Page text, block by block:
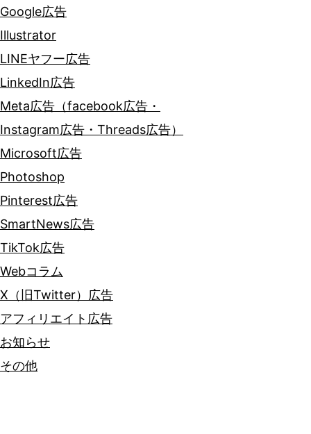
Google広告
Illustrator
LINEヤフー広告
LinkedIn広告
Meta広告（facebook広告・
Instagram広告・Threads広告）
Microsoft広告
Photoshop
Pinterest広告
SmartNews広告
TikTok広告
Webコラム
X（旧Twitter）広告
アフィリエイト広告
お知らせ
その他